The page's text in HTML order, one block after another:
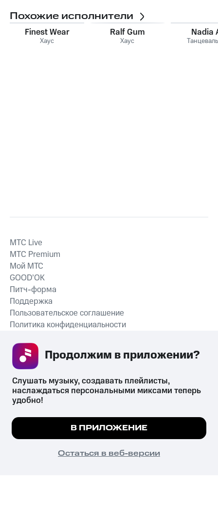
Похожие исполнители
Finest Wear
Хаус
Ralf Gum
Хаус
Nadia
СКАЧАТЬ ПРИЛОЖЕНИЕ
MTС Live
MTС Premium
Мой МТС
GOOD’OK
Питч-форма
Поддержка
Пользовательское соглашение
Политика конфиденциальности
психотропных веществ, их аналогов причиняет вред здоровью,
их незаконный оборот запрещён и влечёт установленную
законодательством ответственность.
© 2026 ООО «КИОН».
Все права защищены
Мы используем куки, чтобы на сайте все
Подробнее
ПОНЯТНО
Слушать музыку, создавать плейлисты,
наслаждаться персональными миксами теперь
удобно!
В ПРИЛОЖЕНИЕ
Остаться в веб-версии